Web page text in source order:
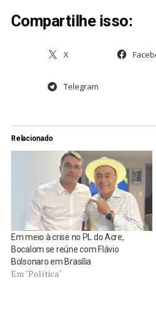
Compartilhe isso:
X
Telegram
Relacionado
Em meio à crise no PL do Acre,
Bocalom se reúne com Flávio
Bolsonaro em Brasília
Em "Política"